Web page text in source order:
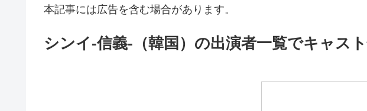
本記事には広告を含む場合があります。
シンイ-信義-（韓国）の出演者一覧でキャス